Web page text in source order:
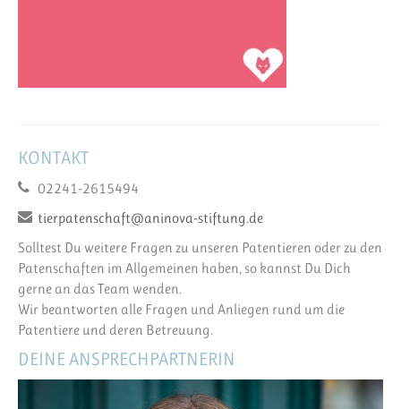
KONTAKT
02241-2615494
tierpatenschaft@aninova-stiftung.de
Solltest Du weitere Fragen zu unseren Patentieren oder zu den
Patenschaften im Allgemeinen haben, so kannst Du Dich
gerne an das Team wenden.
Wir beantworten alle Fragen und Anliegen rund um die
Patentiere und deren Betreuung.
DEINE ANSPRECHPARTNERIN